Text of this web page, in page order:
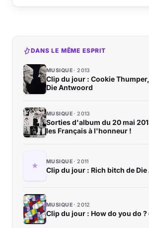
DANS LE MÊME ESPRIT
MUSIQUE 2013
Clip du jour : Cookie
Die Antwoord
MUSIQUE 2013
Sorties d'album du 20 mai
les Français à l'honneur !
MUSIQUE 2011
Clip du jour : Rich bitch de
MUSIQUE 2012
Clip du jour : How do you do ?